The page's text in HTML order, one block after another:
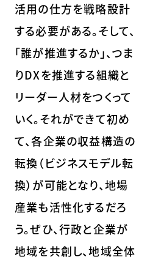
活用の仕方を戦略設計
する必要がある。そして、
「誰が推進するか」、つま
りDXを推進する組織と
リーダー人材をつくって
いく。それができて初め
て、各企業の収益構造の
転換（ビジネスモデル転
換）が可能となり、地場
産業も活性化するだろ
う。ぜひ、行政と企業が
地域を共創し、地域全体